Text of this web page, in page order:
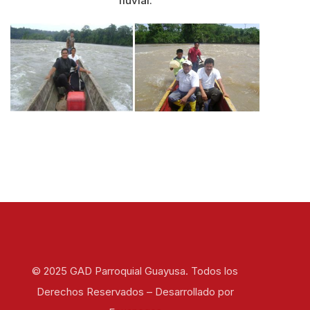
© 2025 GAD Parroquial Guayusa. Todos los
Derechos Reservados – Desarrollado por